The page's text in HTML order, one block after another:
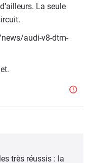
La seule
audi-v8-dtm-
très réussis : la